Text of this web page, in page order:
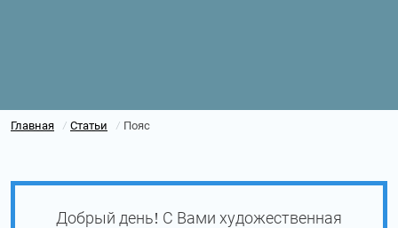
Главная / Статьи / Пояс
Добрый день! С Вами художественная